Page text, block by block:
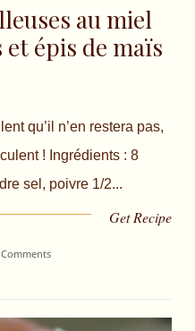
au miel
épis de maïs
qu’il n’en restera pas,
! Ingrédients : 8
sel, poivre 1/2...
Get Recipe